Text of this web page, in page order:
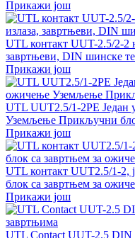
Прикажи још
UTL контакт UUT-2.5/2-2
завртњеви, DIN шинске
Прикажи још
UTL UUT2.5/1-2PE Један
Уземљење Прикључни
Прикажи још
UTL контакт UUT2.5/1-2,
блок са завртњем за
Прикажи још
UTL Contact UUT-2.5 DIN